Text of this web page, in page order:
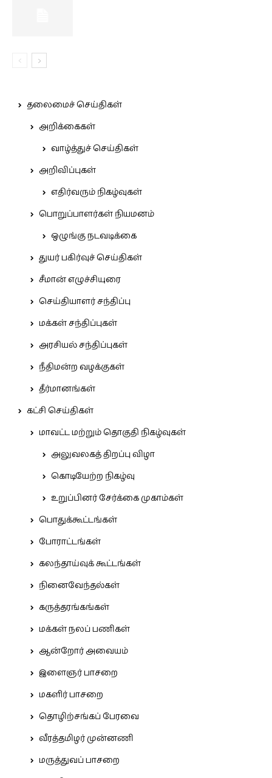
தலைமைச் செய்திகள்
அறிக்கைகள்
வாழ்த்துச் செய்திகள்
அறிவிப்புகள்
எதிர்வரும் நிகழ்வுகள்
பொறுப்பாளர்கள் நியமனம்
ஒழுங்கு நடவடிக்கை
துயர் பகிர்வுச் செய்திகள்
சீமான் எழுச்சியுரை
செய்தியாளர் சந்திப்பு
மக்கள் சந்திப்புகள்
அரசியல் சந்திப்புகள்
நீதிமன்ற வழக்குகள்
தீர்மானங்கள்
கட்சி செய்திகள்
மாவட்ட மற்றும் தொகுதி நிகழ்வுகள்
அலுவலகத் திறப்பு விழா
கொடியேற்ற நிகழ்வு
உறுப்பினர் சேர்க்கை முகாம்கள்
பொதுக்கூட்டங்கள்
போராட்டங்கள்
கலந்தாய்வுக் கூட்டங்கள்
நினைவேந்தல்கள்
கருத்தரங்கங்கள்
மக்கள் நலப் பணிகள்
ஆன்றோர் அவையம்
இளைஞர் பாசறை
மகளிர் பாசறை
தொழிற்சங்கப் பேரவை
வீரத்தமிழர் முன்னணி
மருத்துவப் பாசறை